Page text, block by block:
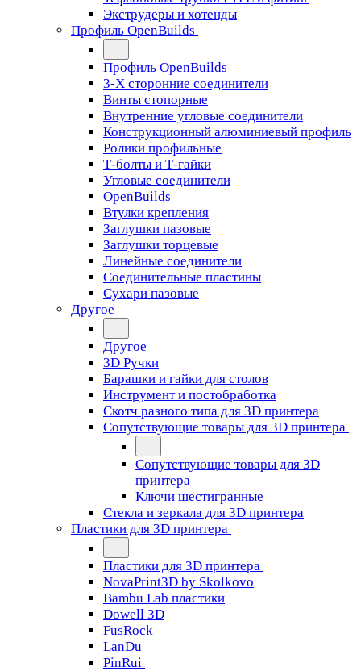
Экструдеры и хотенды
Профиль OpenBuilds
Профиль OpenBuilds
3-Х сторонние соединители
Винты стопорные
Внутренние угловые соединители
Конструкционный алюминиевый профиль
Ролики профильные
Т-болты и Т-гайки
Угловые соединители
OpenBuilds
Втулки крепления
Заглушки пазовые
Заглушки торцевые
Линейные соединители
Соединительные пластины
Сухари пазовые
Другое
Другое
3D Ручки
Барашки и гайки для столов
Инструмент и постобработка
Скотч разного типа для 3D принтера
Сопутствующие товары для 3D принтера
Сопутствующие товары для 3D
принтера
Ключи шестигранные
Стекла и зеркала для 3D принтера
Пластики для 3D принтера
Пластики для 3D принтера
NovaPrint3D by Skolkovo
Bambu Lab пластики
Dowell 3D
FusRock
LanDu
PinRui